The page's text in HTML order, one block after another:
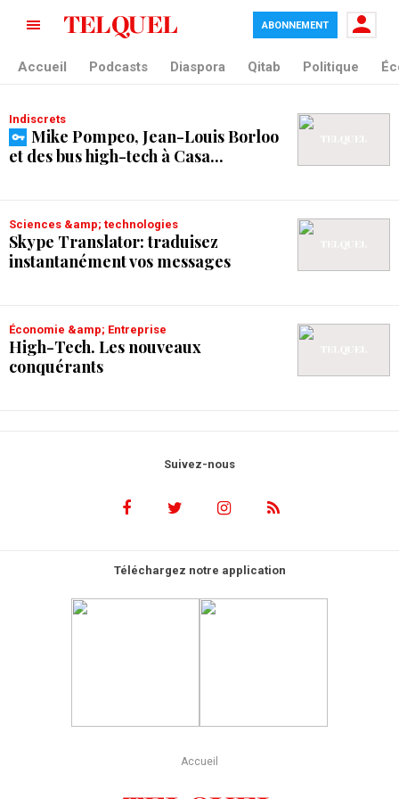
tag blade
ABONNEMENT
Accueil Podcasts Diaspora Qitab Politique
Indiscrets
Mike Pompeo, Jean-Louis Borloo
et des bus high-tech à Casa...
Sciences &amp; technologies
Skype Translator: traduisez
instantanément vos messages
Économie &amp; Entreprise
High-Tech. Les nouveaux
conquérants
Suivez-nous
Téléchargez notre application
Accueil